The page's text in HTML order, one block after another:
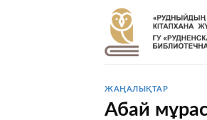
ЖАҢАЛЫҚТАР
Абай